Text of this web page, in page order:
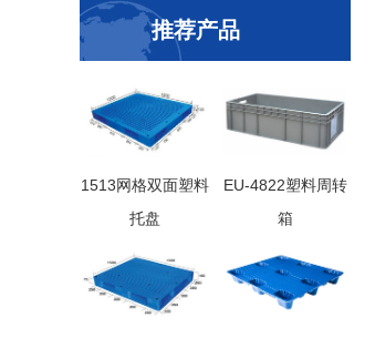
推荐产品
1513网格双面塑料
托盘
EU-4822塑料周转
箱